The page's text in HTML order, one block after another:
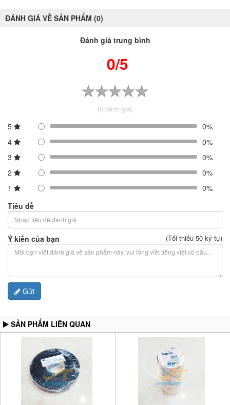
ĐÁNH GIÁ VỀ SẢN PHẨM (0)
Đánh giá trung bình
0/5
(0 đánh giá)
5
0%
4
0%
3
0%
2
0%
1
0%
Tiêu đề
Ý kiến của bạn (Tối thiểu 50 ký tự)
Gửi
SẢN PHẨM LIÊN QUAN